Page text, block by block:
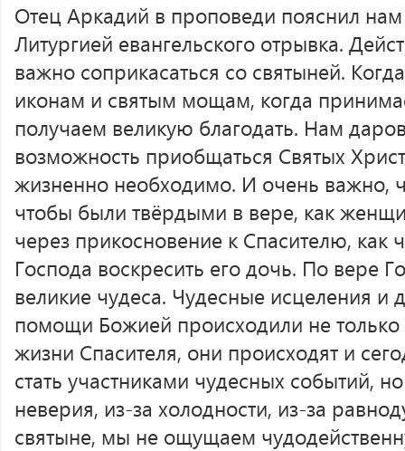
Отец Аркадий в проповеди пояснил
Литургией евангельского отрывка.
важно соприкасаться со святыней.
иконам и святым мощам, когда
получаем великую благодать. Нам
возможность приобщаться Святых
жизненно необходимо. И очень важно,
чтобы были твёрдыми в вере, как
через прикосновение к Спасителю, как
Господа воскресить его дочь. По вере
великие чудеса. Чудесные исцеления и
помощи Божией происходили не
жизни Спасителя, они происходят и
стать участниками чудесных событий,
неверия, из-за холодности, из-за
святыне, мы не ощущаем